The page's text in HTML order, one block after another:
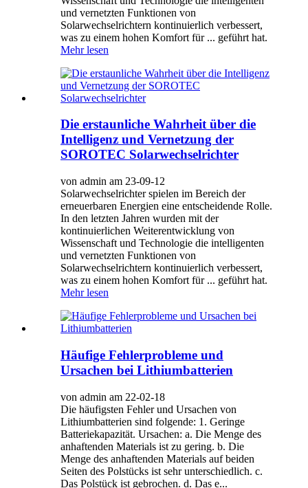
und vernetzten Funktionen von
Solarwechselrichtern kontinuierlich verbessert,
was zu einem hohen Komfort für ... geführt hat.
Mehr lesen
Die erstaunliche Wahrheit über die
Intelligenz und Vernetzung der
SOROTEC Solarwechselrichter
von admin am 23-09-12
Solarwechselrichter spielen im Bereich der
erneuerbaren Energien eine entscheidende Rolle.
In den letzten Jahren wurden mit der
kontinuierlichen Weiterentwicklung von
Wissenschaft und Technologie die intelligenten
und vernetzten Funktionen von
Solarwechselrichtern kontinuierlich verbessert,
was zu einem hohen Komfort für ... geführt hat.
Mehr lesen
Häufige Fehlerprobleme und
Ursachen bei Lithiumbatterien
von admin am 22-02-18
Die häufigsten Fehler und Ursachen von
Lithiumbatterien sind folgende: 1. Geringe
Batteriekapazität. Ursachen: a. Die Menge des
anhaftenden Materials ist zu gering. b. Die
Menge des anhaftenden Materials auf beiden
Seiten des Polstücks ist sehr unterschiedlich. c.
Das Polstück ist gebrochen. d. Das e...